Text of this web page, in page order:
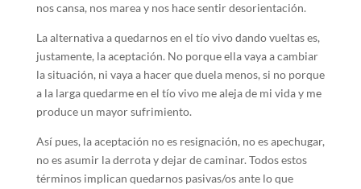
nos cansa, nos marea y nos hace sentir desorientación.
La alternativa a quedarnos en el tío vivo dando vueltas es,
justamente, la aceptación. No porque ella vaya a cambiar
la situación, ni vaya a hacer que duela menos, si no porque
a la larga quedarme en el tío vivo me aleja de mi vida y me
produce un mayor sufrimiento.
Así pues, la aceptación no es resignación, no es apechugar,
no es asumir la derrota y dejar de caminar. Todos estos
términos implican quedarnos pasivas/os ante lo que